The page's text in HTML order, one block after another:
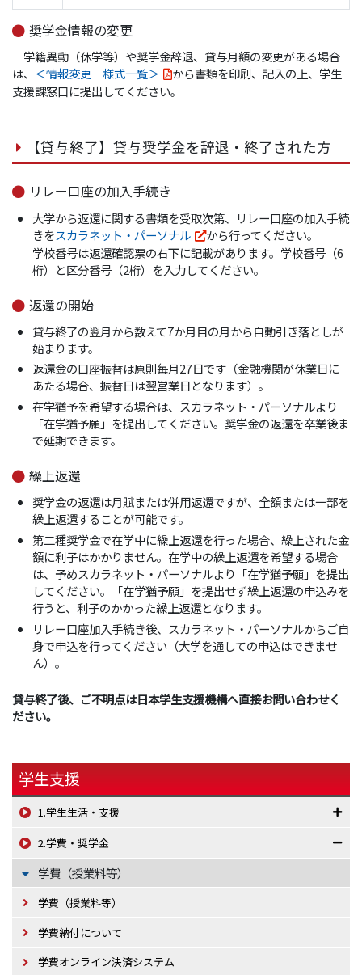
奨学金情報の変更
学籍異動（休学等）や奨学金辞退、貸与月額の変更がある場合
は、 ＜情報変更 様式一覧＞
から書類を印刷、記入の上、学生
支援課窓口に提出してください。
【貸与終了】貸与奨学金を辞退・終了された方
リレー口座の加入手続き
大学から返還に関する書類を受取次第、リレー口座の加入手続
きをスカラネット・パーソナル
から行ってください。
学校番号は返還確認票の右下に記載があります。学校番号（6
桁）と区分番号（2桁）を入力してください。
返還の開始
貸与終了の翌月から数えて7か月目の月から自動引き落としが
始まります。
返還金の口座振替は原則毎月27日です（金融機関が休業日に
あたる場合、振替日は翌営業日となります）。
在学猶予を希望する場合は、スカラネット・パーソナルより
「在学猶予願」を提出してください。奨学金の返還を卒業後ま
で延期できます。
繰上返還
奨学金の返還は月賦または併用返還ですが、全額または一部を
繰上返還することが可能です。
第二種奨学金で在学中に繰上返還を行った場合、繰上された金
額に利子はかかりません。在学中の繰上返還を希望する場合
は、予めスカラネット・パーソナルより「在学猶予願」を提出
してください。「在学猶予願」を提出せず繰上返還の申込みを
行うと、利子のかかった繰上返還となります。
リレー口座加入手続き後、スカラネット・パーソナルからご自
身で申込を行ってください（大学を通しての申込はできませ
ん）。
貸与終了後、ご不明点は日本学生支援機構へ直接お問い合わせく
ださい。
学生支援
1.学生生活・支援
2.学費・奨学金
学費（授業料等）
学費（授業料等）
学費納付について
学費オンライン決済システム